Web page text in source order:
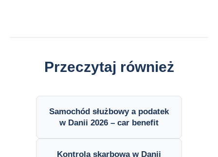
Przeczytaj również
Samochód służbowy a podatek
w Danii 2026 – car benefit
Kontrola skarbowa w Danii